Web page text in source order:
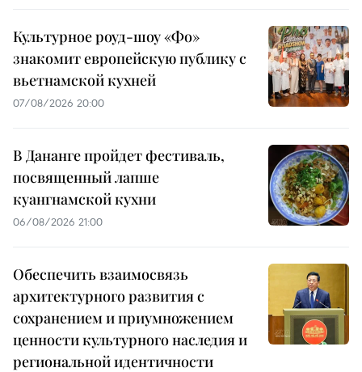
Культурное роуд-шоу «Фо»
знакомит европейскую публику с
вьетнамской кухней
07/08/2026 20:00
В Дананге пройдет фестиваль,
посвященный лапше
куангнамской кухни
06/08/2026 21:00
Обеспечить взаимосвязь
архитектурного развития с
сохранением и приумножением
ценности культурного наследия и
региональной идентичности